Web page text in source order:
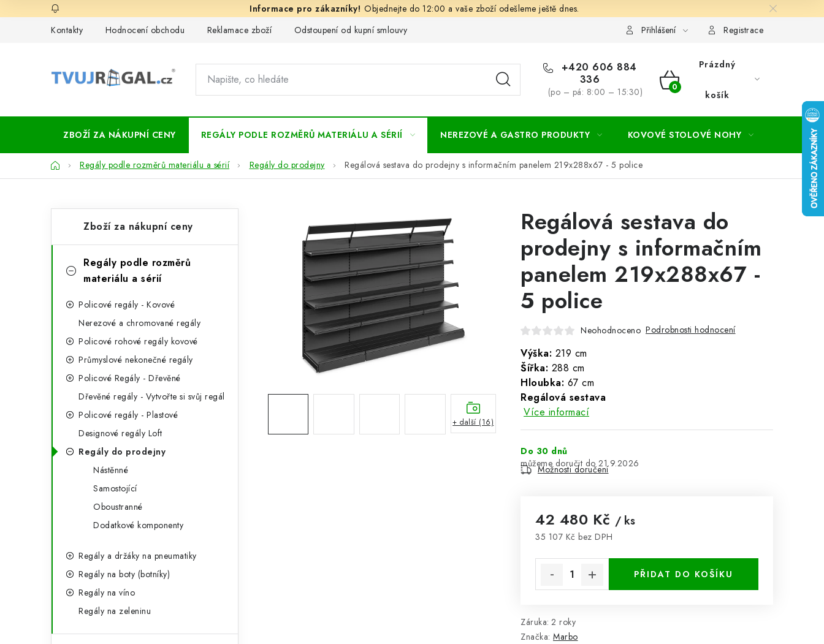
na
Objednejte do 12:00 a vaše zboží odešleme ještě dnes.
Kontakty
Hodnocení obchodu Reklamace zboží Odstoupení od kupní smlouvy Obchodní a dodací podmínky Ochrana osobních údajú
Přihlášení Registrace
+420 606 884
336
(po – pá: 8:00 – 15:30)
NÁKUPNÍ
Prázdný
košík
ZBOŽÍ ZA NÁKUPNÍ CENY REGÁLY PODLE ROZMĚRŮ MATERIÁLU A SÉRIÍ NEREZOVÉ A GASTRO PRODUKTY KOVOVÉ STOLOVÉ NOHY
DomůRegály podle rozměrů materiálu a sérií Regály do prodejny Regálová sestava do prodejny s informačním panelem 219x288x67 - 5 police
o
a
kategorie
a
Zboží za nákupní ceny
Regály podle rozměrů
materiálu a sérií
Policové regály - Kovové
Nerezové a chromované regály
Policové rohové regály kovové
Průmyslové nekonečné regály
Policové Regály - Dřevěné
Dřevěné regály - Vytvořte si svůj regál
Policové regály - Plastové
Designové regály Loft
Regály do prodejny
Nástěnné
Samostojící
Oboustranné
Dodatkové komponenty
Regály a držáky na pneumatiky
Regály na boty (botníky)
Regály na víno
Regály na zeleninu
Regálová sestava do
prodejny s informačním
panelem 219x288x67 -
5 police
Neohodnoceno Podrobnosti hodnocení
Výška: 219 cm
Šířka: 288 cm
Hloubka: 67 cm
Regálová sestava
Více informací
Do 30 dnů
21.9.2026
Možnosti doručení
42 480 Kč / ks
35 107 Kč bez DPH
PŘIDAT DO KOŠÍKU
Záruka: 2 roky
Značka: Marbo
+ další (16)